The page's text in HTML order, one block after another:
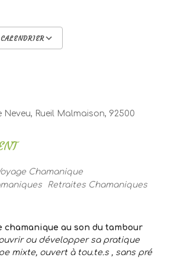
Neveu, Rueil Malmaison, 92500
Chamanique
Retraites Chamaniques
chamanique au son du tambour
ou développer sa pratique
mixte, ouvert à tou.te.s , sans pré